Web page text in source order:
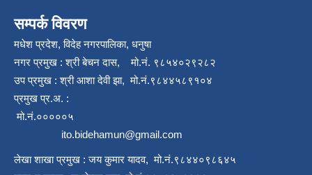
सम्पर्क विवरण
मधेश प्रदेश, विदेह नगरपालिका, धनुषा
नगर प्रमुख : श्री बेचन दास, मो.नं. ९८५४०२९२८२
उप प्रमुख : श्री आशा देवी झा, मो.नं.९८४४५८९१०४
प्रमुख प्र.अ. :
मो.नं.०००००५
ito.bidehamun@gmail.com
लेखा शाखा प्रमुख : जय कुमार यादव, मो.नं.९८४४०९८६४५